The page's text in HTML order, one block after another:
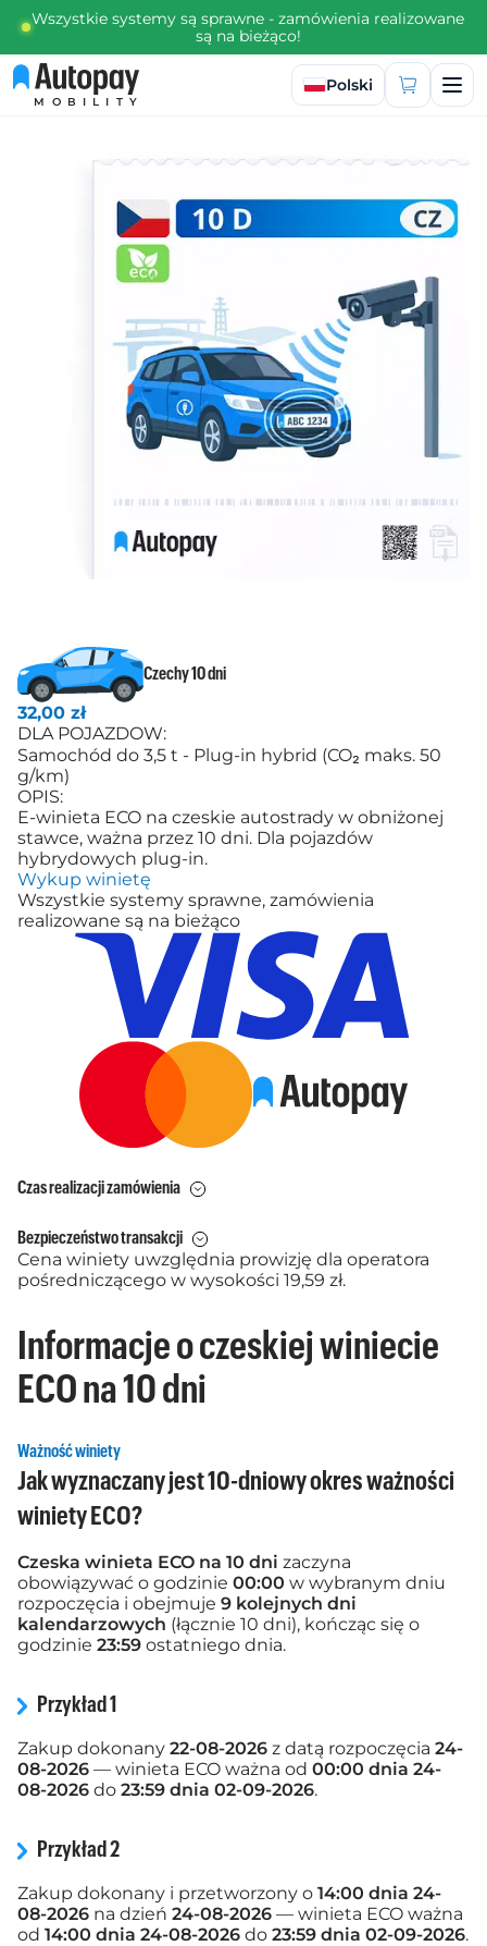
Wszystkie systemy są sprawne - zamówienia realizowane
są na bieżąco!
MOBILITY
Wybierz język
Polski
Czechy 10 dni
32,00 zł
DLA POJAZDOW:
Samochód do 3,5 t - Plug-in hybrid (CO₂ maks. 50
g/km)
OPIS:
E-winieta ECO na czeskie autostrady w obniżonej
stawce, ważna przez 10 dni. Dla pojazdów
hybrydowych plug-in.
Wykup winietę
Wszystkie systemy sprawne, zamówienia
realizowane są na bieżąco
Czas realizacji zamówienia
Bezpieczeństwo transakcji
Cena winiety uwzględnia prowizję dla operatora
pośredniczącego w wysokości 19,59 zł.
Informacje o czeskiej winiecie
ECO na 10 dni
Ważność winiety
Jak wyznaczany jest 10-dniowy okres ważności
winiety ECO?
Czeska winieta ECO na 10 dni zaczyna
obowiązywać o godzinie 00:00 w wybranym dniu
rozpoczęcia i obejmuje 9 kolejnych dni
kalendarzowych (łącznie 10 dni), kończąc się o
godzinie 23:59 ostatniego dnia.
Przykład 1
Zakup dokonany 22-08-2026 z datą rozpoczęcia 24-
08-2026 — winieta ECO ważna od 00:00 dnia 24-
08-2026 do 23:59 dnia 02-09-2026.
Przykład 2
Zakup dokonany i przetworzony o 14:00 dnia 24-
08-2026 na dzień 24-08-2026 — winieta ECO ważna
od 14:00 dnia 24-08-2026 do 23:59 dnia 02-09-2026.